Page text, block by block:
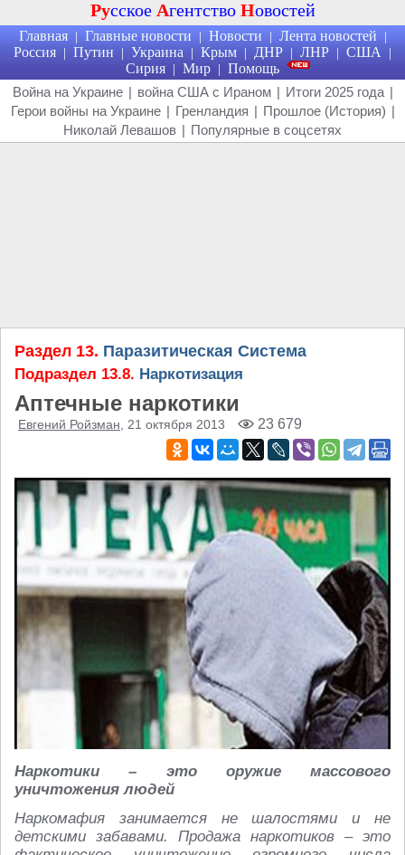
Русское Агентство Новостей
Главная | Главные новости | Новости | Лента новостей |
Россия | Путин | Украина | Крым | ДНР | ЛНР | США |
Сирия | Мир | Помощь
Война на Украине | война США с Ираном | Итоги 2025 года |
Герои войны на Украине | Гренландия | Прошлое (История) |
Николай Левашов | Популярные в соцсетях
Раздел 13. Паразитическая Система
Подраздел 13.8. Наркотизация
Аптечные наркотики
Евгений Ройзман , 21 октября 2013 23 679
Наркотики – это оружие массового
уничтожения людей
Наркомафия занимается не шалостями и не
детскими забавами. Продажа наркотиков – это